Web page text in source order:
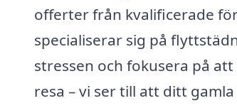
offerter från kvalificerade
specialiserar sig på
stressen och fokusera på
resa – vi ser till att ditt